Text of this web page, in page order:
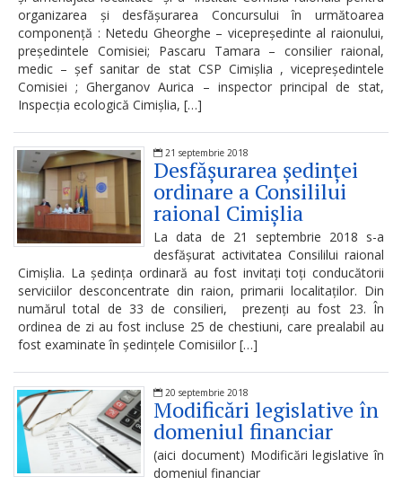
Dispozițiile
președintelui
Consultări
publice
Inițierea
elaborării
proiectelor
decizii
Sinteza
recomandărilor
la
proiectele
de
decizii
organizarea și desfășurarea Concursului în următoarea
componență : Netedu Gheorghe – vicepreședinte al raionului,
președintele Comisiei; Pascaru Tamara – consilier raional,
medic – șef sanitar de stat CSP Cimișlia , vicepreședintele
Comisiei ; Gherganov Aurica – inspector principal de stat,
Inspecția ecologică Cimișlia, […]
21 septembrie 2018
Desfășurarea ședinței
ordinare a Consililui
raional Cimișlia
La data de 21 septembrie 2018 s-a
desfășurat activitatea Consililui raional
Cimișlia. La ședința ordinară au fost invitați toți conducătorii
serviciilor desconcentrate din raion, primarii localitaților. Din
numărul total de 33 de consilieri, prezenți au fost 23. În
ordinea de zi au fost incluse 25 de chestiuni, care prealabil au
fost examinate în ședințele Comisiilor […]
20 septembrie 2018
Modificări legislative în
domeniul financiar
(aici document) Modificări legislative în
domeniul financiar